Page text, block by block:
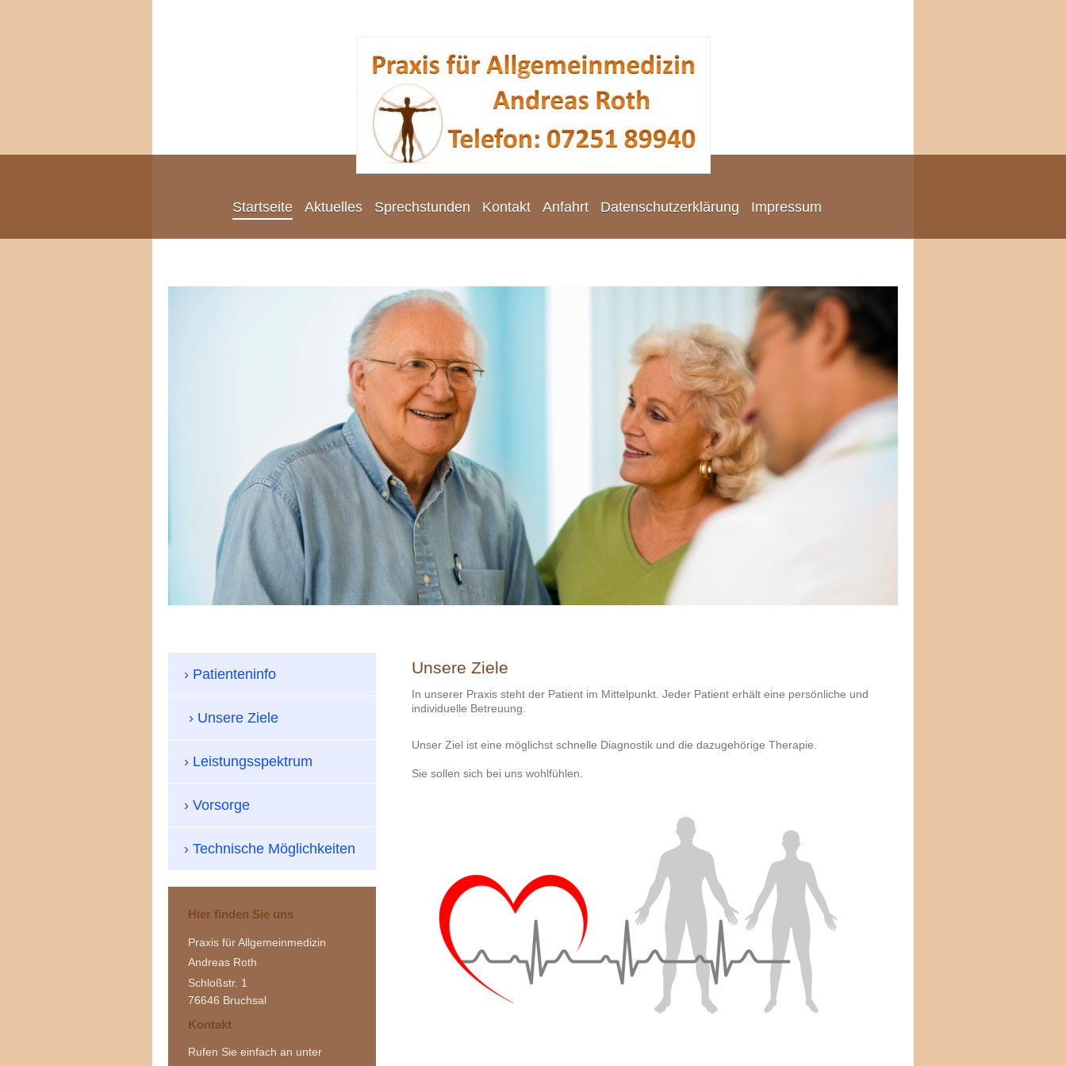
Startseite Aktuelles Sprechstunden Kontakt Anfahrt Datenschutzerklärung Impressum
Unsere Ziele
In unserer Praxis steht der Patient im Mittelpunkt. Jeder Patient erhält eine persönliche und
individuelle Betreuung.
Unser Ziel ist eine möglichst schnelle Diagnostik und die dazugehörige Therapie.
Sie sollen sich bei uns wohlfühlen.
Patienteninfo
Unsere Ziele
Leistungsspektrum
Vorsorge
Technische Möglichkeiten
Hier finden Sie uns
Praxis für Allgemeinmedizin
Andreas Roth
Schloßstr. 1
76646 Bruchsal
Kontakt
Rufen Sie einfach an unter